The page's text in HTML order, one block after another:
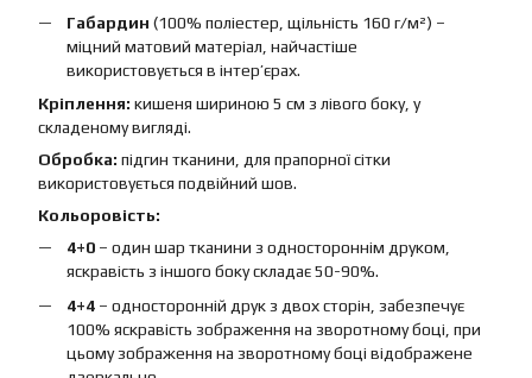
Габардин (100% поліестер, щільність 160 г/м²) –
міцний матовий матеріал, найчастіше
використовується в інтер’єрах.
Кріплення: кишеня шириною 5 см з лівого боку, у
складеному вигляді.
Обробка: підгин тканини, для прапорної сітки
використовується подвійний шов.
Кольоровість:
4+0 – один шар тканини з одностороннім друком,
яскравість з іншого боку складає 50-90%.
4+4 – односторонній друк з двох сторін, забезпечує
100% яскравість зображення на зворотному боці, при
цьому зображення на зворотному боці відображене